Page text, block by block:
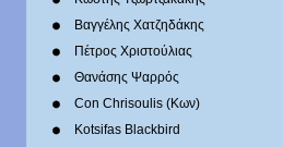
Βαγγέλης Χατζηδάκης
Πέτρος Χριστούλιας
Θανάσης Ψαρρός
Con Chrisoulis (Κων)
Kotsifas Blackbird